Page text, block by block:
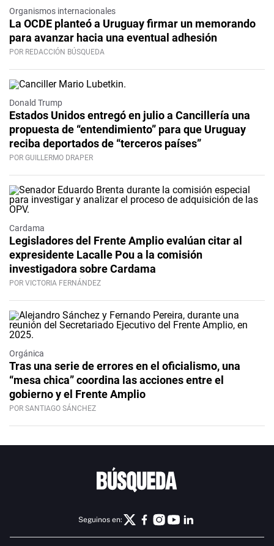
Organismos internacionales
La OCDE planteó a Uruguay firmar un memorando
para avanzar hacia una eventual adhesión
POR REDACCIÓN BÚSQUEDA
Donald Trump
Estados Unidos entregó en julio a Cancillería una
propuesta de “entendimiento” para que Uruguay
reciba deportados de “terceros países”
POR GUILLERMO DRAPER
Cardama
Legisladores del Frente Amplio evalúan citar al
expresidente Lacalle Pou a la comisión
investigadora sobre Cardama
POR VICTORIA FERNÁNDEZ
Orgánica
Tras una serie de errores en el oficialismo, una
“mesa chica” coordina las acciones entre el
gobierno y el Frente Amplio
POR SANTIAGO SÁNCHEZ
Seguinos en: